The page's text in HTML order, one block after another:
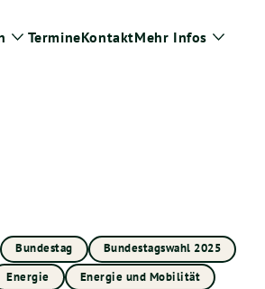
Zeige
TermineKontaktMehr Infos Zeige
Bundestag
Bundestagswahl 2025
Energie
Energie und Mobilität